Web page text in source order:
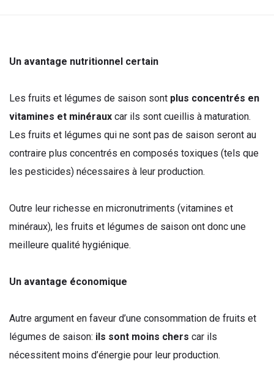
Un avantage nutritionnel certain
Les fruits et légumes de saison sont plus concentrés en
vitamines et minéraux car ils sont cueillis à maturation.
Les fruits et légumes qui ne sont pas de saison seront au
contraire plus concentrés en composés toxiques (tels que
les pesticides) nécessaires à leur production.
Outre leur richesse en micronutriments (vitamines et
minéraux), les fruits et légumes de saison ont donc une
meilleure qualité hygiénique.
Un avantage économique
Autre argument en faveur d’une consommation de fruits et
légumes de saison: ils sont moins chers car ils
nécessitent moins d’énergie pour leur production.